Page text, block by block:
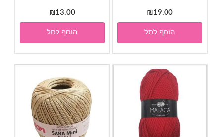
₪19.00
הוסף לסל
₪13.00
הוסף לסל